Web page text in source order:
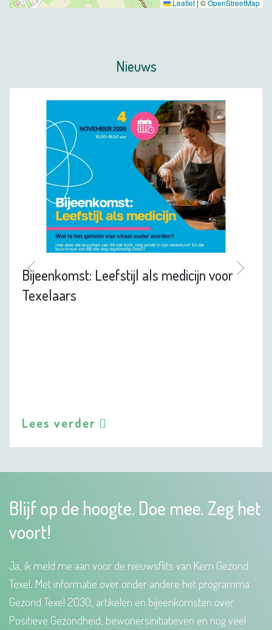
Leaflet | ©OpenStreetMap
Nieuws
Bijeenkomst: Leefstijl als medicijn voor
Texelaars
Lees verder
Blijf op de hoogte. Doe mee. Zeg het
voort!
Ja, ik meld me aan voor de nieuwsflits van Kern Gezond
Texel. Met informatie over onder andere het programma
Gezond Texel 2030, artikelen en bijeenkomsten over
Positieve Gezondheid, bewonersinitiatieven en nog veel